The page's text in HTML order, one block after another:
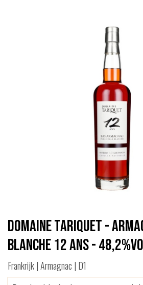
Domaine Tariquet -
Blanche 12 ans -
Frankrijk | Armagnac | D1